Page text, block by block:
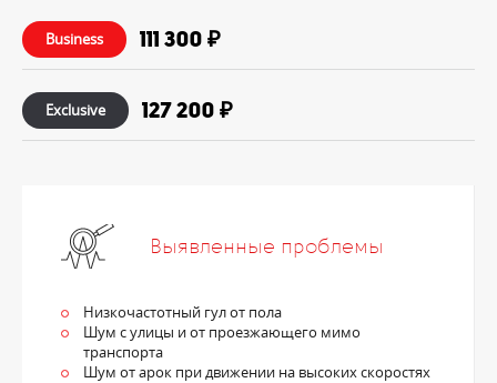
Business 111 300 ₽
Exclusive 127 200 ₽
Выявленные проблемы
Низкочастотный гул от пола
Шум с улицы и от проезжающего мимо
транспорта
Шум от арок при движении на высоких скоростях